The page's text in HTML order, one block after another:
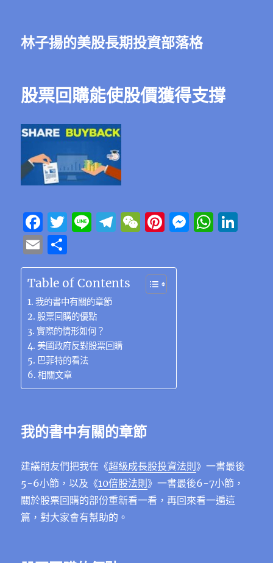
林子揚的美股長期投資部落格
股票回購能使股價獲得支撐
F
a
c
e
b
o
o
k
T
it
te
r
Li
e
T
e
g
m
W
C
h
at
Pi
te
re
st
M W
E
m
ai
l
享
Table of Contents
我的書中有關的章節
股票回購的優點
實際的情形如何？
美國政府反對股票回購
巴菲特的看法
相關文章
我的書中有關的章節
建議朋友們把我在《超級成長股投資法則》一書最後
5-6小節，以及《10倍股法則》一書最後6-7小節，
關於股票回購的部份重新看一看，再回來看一遍這
篇，對大家會有幫助的。